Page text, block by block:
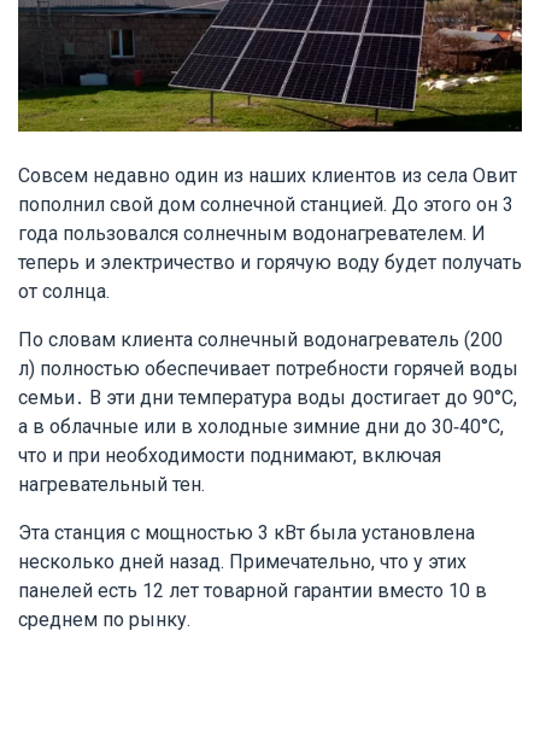
Совсем недавно один из наших клиентов из села Овит
пополнил свой дом солнечной станцией. До этого он 3
года пользовался солнечным водонагревателем. И
теперь и электричество и горячую воду будет получать
от солнца.
По словам клиента солнечный водонагреватель (200
л) полностью обеспечивает потребности горячей воды
семьи․ В эти дни температура воды достигает до 90°C,
а в облачные или в холодные зимние дни до 30-40°C,
что и при необходимости поднимают, включая
нагревательный тен.
Эта станция с мощностью 3 кВт была установлена
несколько дней назад. Примечательно, что у этих
панелей есть 12 лет товарной гарантии вместо 10 в
среднем по рынку.